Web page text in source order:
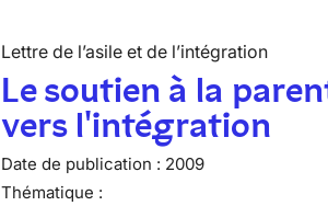
Lettre de l’asile et de l’intégration
Le soutien à la
vers l'intégration
Date de publication : 2009
Thématique :